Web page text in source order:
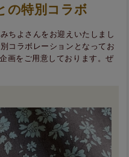
の特別コラボ
ちよさんをお迎えいたしまし
コラボレーションとなってお
画をご用意しております。ぜ